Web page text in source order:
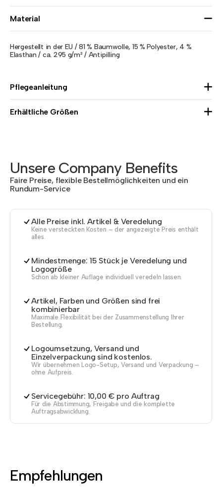
Material
Hergestellt in der EU / 81 % Baumwolle, 15 % Polyester, 4 %
Elasthan / ca. 295 g/m² / Antipilling
Pflegeanleitung
Erhältliche Größen
Unsere Company Benefits
Faire Preise, flexible Bestellmöglichkeiten und ein
Rundum-Service
Alle Preise inkl. Artikel & Veredelung
Keine versteckten Kosten – der angezeigte Preis enthält
alles.
Mindestmenge: 15 Stück je Veredelung und
Logogröße
Schon ab kleiner Auflage individuell veredeln lassen.
Artikel, Farben und Größen sind frei
kombinierbar
Maximale Flexibilität bei der Zusammenstellung Ihrer
Bestellung.
Logoumsetzung, Versand und
Einzelverpackung sind kostenlos.
Wir übernehmen Logo-Setup, Versand und Verpackung –
ohne Aufpreis.
Servicegebühr: 10,00 € pro Auftrag
Für die Abstimmung, Freigabe und die komplette
Auftragsabwicklung.
Empfehlungen